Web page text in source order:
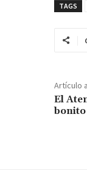
TAGS
Artículo
El
bonito